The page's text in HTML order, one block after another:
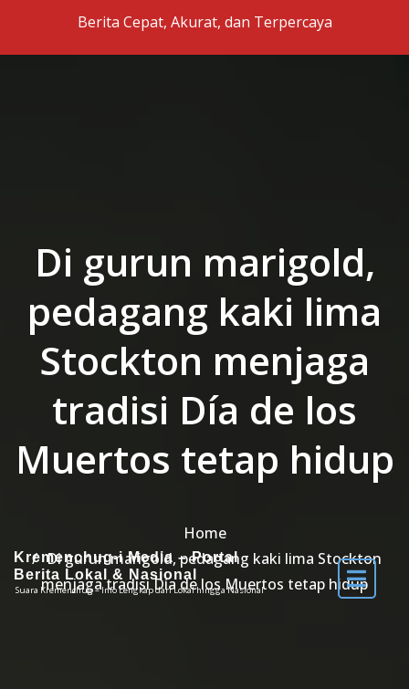
Skip to the contentBerita Cepat, Akurat, dan Terpercaya
Kremenchug-i Media – Portal
Berita Lokal & Nasional
Suara Kremenchug – Info Lengkap dari Lokal hingga Nasional
Di gurun marigold,
pedagang kaki lima
Stockton menjaga
tradisi Día de los
Muertos tetap hidup
Home
Di gurun marigold, pedagang kaki lima Stockton
menjaga tradisi Día de los Muertos tetap hidup